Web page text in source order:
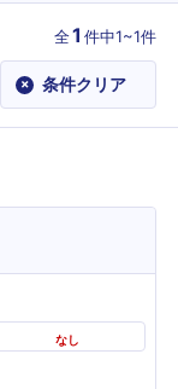
全1 件中1~1件
× 条件クリア
なし